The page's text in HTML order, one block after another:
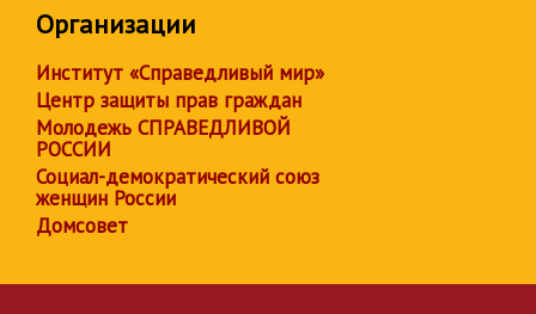
Организации
Институт «Справедливый мир»
Центр защиты прав граждан
Молодежь СПРАВЕДЛИВОЙ
РОССИИ
Социал-демократический союз
женщин России
Домсовет